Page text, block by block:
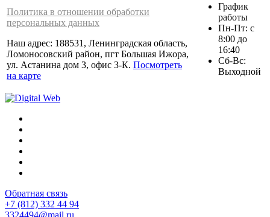
Политика в отношении обработки
персональных данных
Наш адрес: 188531, Ленинградская область,
Ломоносовский район, пгт Большая Ижора,
ул. Астанина дом 3, офис 3-К. Посмотреть
на карте
График
работы
Пн-Пт: с
8:00 до
16:40
Сб-Вс:
Выходной
Обратная связь
+7 (812) 332 44 94
3324494@mail.ru